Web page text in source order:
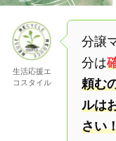
生活応援エ
コスタイル
分譲
分は
頼む
ルは
さい